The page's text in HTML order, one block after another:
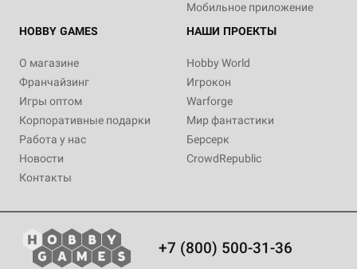
Мобильное приложение
HOBBY GAMES
О магазине
Франчайзинг
Игры оптом
Корпоративные подарки
Работа у нас
Новости
Контакты
НАШИ ПРОЕКТЫ
Hobby World
Игрокон
Warforge
Мир фантастики
Берсерк
CrowdRepublic
+7 (800) 500-31-36